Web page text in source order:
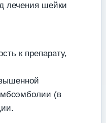
лечения шейки
к препарату,
(в